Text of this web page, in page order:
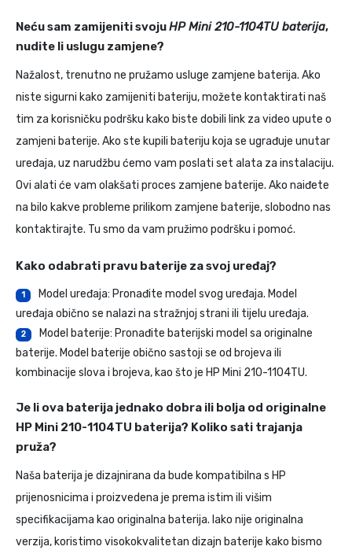
Neću sam zamijeniti svojuHP Mini 210-1104TU baterija,
nudite li uslugu zamjene?
Nažalost, trenutno ne pružamo usluge zamjene baterija. Ako
niste sigurni kako zamijeniti bateriju, možete kontaktirati naš
tim za korisničku podršku kako biste dobili link za video upute o
zamjeni baterije. Ako ste kupili bateriju koja se ugrađuje unutar
uređaja, uz narudžbu ćemo vam poslati set alata za instalaciju.
Ovi alati će vam olakšati proces zamjene baterije. Ako naiđete
na bilo kakve probleme prilikom zamjene baterije, slobodno nas
kontaktirajte. Tu smo da vam pružimo podršku i pomoć.
Kako odabrati pravu baterije za svoj uređaj?
1
Model uređaja: Pronađite model svog uređaja. Model
uređaja obično se nalazi na stražnjoj strani ili tijelu uređaja.
2
Model baterije: Pronađite baterijski model sa originalne
baterije. Model baterije obično sastoji se od brojeva ili
kombinacije slova i brojeva, kao što je HP Mini 210-1104TU.
Je li ova baterija jednako dobra ili bolja od originalne
HP Mini 210-1104TU baterija? Koliko sati trajanja
pruža?
Naša baterija je dizajnirana da bude kompatibilna s HP
prijenosnicima i proizvedena je prema istim ili višim
specifikacijama kao originalna baterija. Iako nije originalna
verzija, koristimo visokokvalitetan dizajn baterije kako bismo